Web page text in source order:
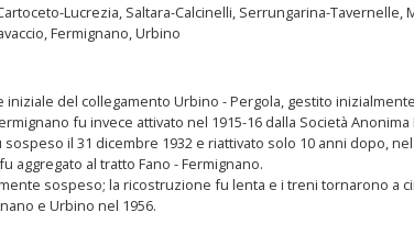
Lucrezia, Saltara-Calcinelli, Serrungarina-
Fermignano, Urbino
del collegamento Urbino - Pergola, gestito
fu invece attivato nel 1915-16 dalla Società
il 31 dicembre 1932 e riattivato solo 10 anni dopo,
aggregato al tratto Fano - Fermignano.
sospeso; la ricostruzione fu lenta e i treni tornarono a
e Urbino nel 1956.